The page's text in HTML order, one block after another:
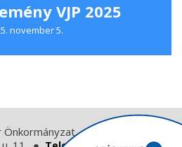
VJP 2025
november 5.
Önkormányzat